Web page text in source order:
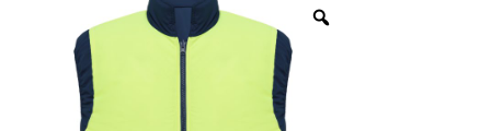
PREVENTIVI
CHI SIAMO
BLOG